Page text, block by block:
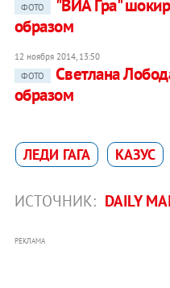
ФОТО
"ВИА Гра"
образом
12 ноября 2014, 13:50
ФОТО
Светлана
образом
ЛЕДИ ГАГА КАЗУС
ИСТОЧНИК: DAILY
РЕКЛАМА